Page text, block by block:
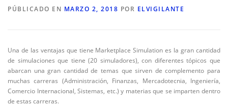
PÚBLICADO EN MARZO 2, 2018 POR ELVIGILANTE
Una de las ventajas que tiene Marketplace Simulation es la gran cantidad
de simulaciones que tiene (20 simuladores), con diferentes tópicos que
abarcan una gran cantidad de temas que sirven de complemento para
muchas carreras (Administración, Finanzas, Mercadotecnia, Ingeniería,
Comercio Internacional, Sistemas, etc.) y materias que se imparten dentro
de estas carreras.